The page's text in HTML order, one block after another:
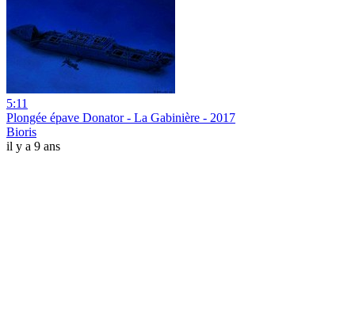
5:11
Plongée épave Donator - La Gabinière - 2017
Bioris
il y a 9 ans